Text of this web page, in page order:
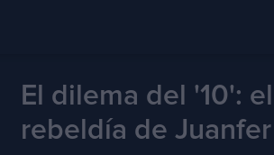
El dilema del '10':
rebeldía de Juanfer